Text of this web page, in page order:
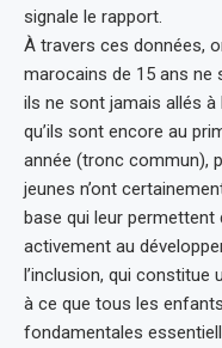
signale le rapport.
À travers ces données,
marocains de 15 ans ne
ils ne sont jamais allés à
qu’ils sont encore au
année (tronc commun),
jeunes n’ont
base qui leur permettent
activement au
l’inclusion, qui constitue
à ce que tous les
fondamentales